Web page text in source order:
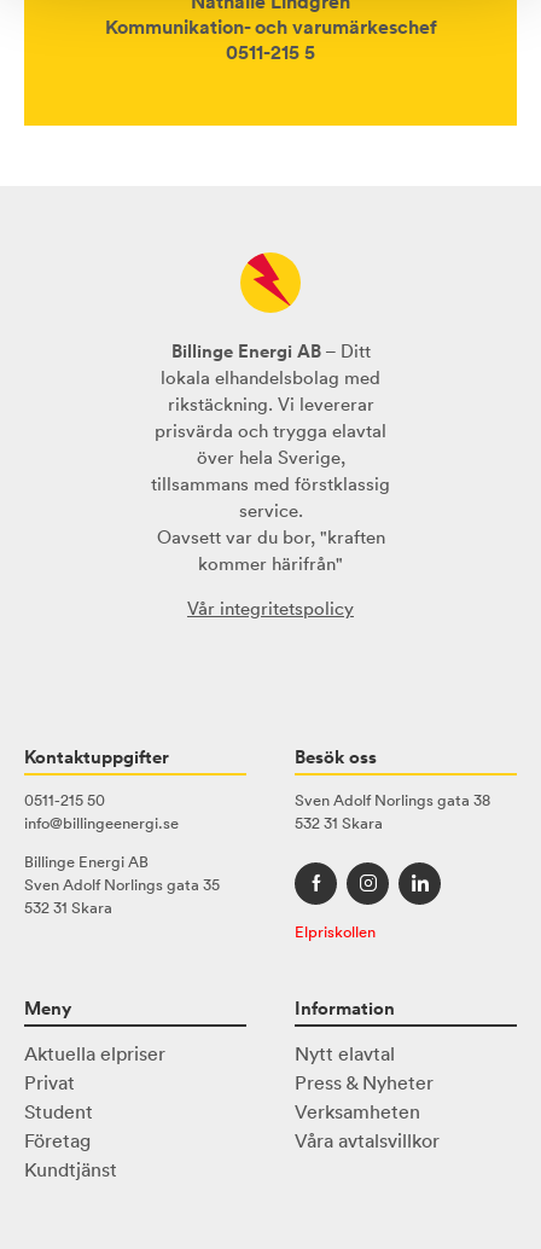
Kommunikation- och varumärkeschef
0511-215 5
Billinge Energi AB– Ditt
lokala elhandelsbolag med
rikstäckning. Vi levererar
prisvärda och trygga elavtal
över hela Sverige,
tillsammans med förstklassig
service.
Oavsett var du bor, "kraften
kommer härifrån"
Vår integritetspolicy
Kontaktuppgifter
0511-215 50
info@billingeenergi.se
Billinge Energi AB
Sven Adolf Norlings gata 35
532 31 Skara
Besök oss
Sven Adolf Norlings gata 38
532 31 Skara
Elpriskollen
Meny
Aktuella elpriser
Privat
Student
Företag
Kundtjänst
Information
Nytt elavtal
Press & Nyheter
Verksamheten
Våra avtalsvillkor